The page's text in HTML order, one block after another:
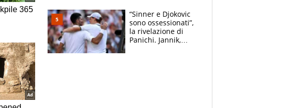
“Sinner e Djokovic
sono ossessionati”,
la rivelazione di
Panichi. Jannik,